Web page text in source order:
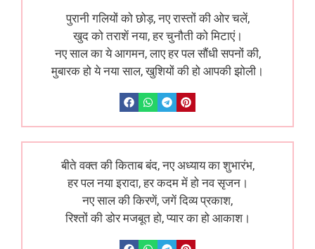
पुरानी गलियों को छोड़, नए रास्तों की ओर चलें,
खुद को तराशें नया, हर चुनौती को मिटाएं।
नए साल का ये आगमन, लाए हर पल सौंधी सपनों की,
मुबारक हो ये नया साल, खुशियों की हो आपकी झोली।
बीते वक्त की किताब बंद, नए अध्याय का शुभारंभ,
हर पल नया इरादा, हर कदम में हो नव सृजन।
नए साल की किरणें, जगें दिव्य प्रकाश,
रिश्तों की डोर मजबूत हो, प्यार का हो आकाश।